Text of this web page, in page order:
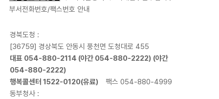
부서전화번호/팩스번호 안내
경북도청 :
[36759] 경상북도 안동시 풍천면 도청대로 455
대표 054-880-2114 (야간 054-880-2222) (야간
054-880-2222)
행복콜센터 1522-0120(유료)
팩스 054-880-4999
동부청사 :